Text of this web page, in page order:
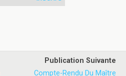
Publication Suivante
Compte-Rendu Du Maître